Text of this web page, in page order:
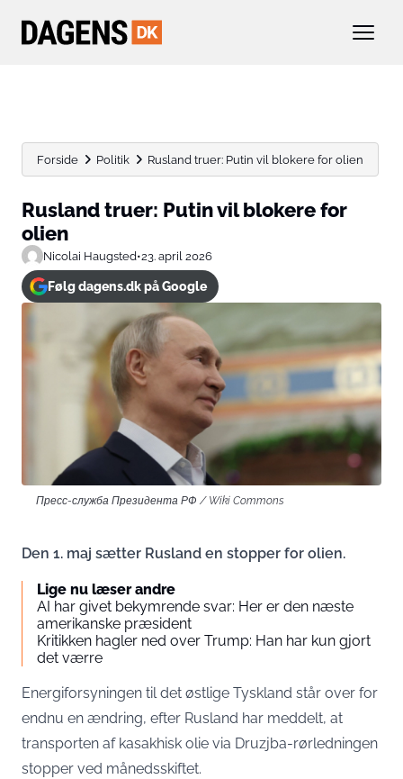
Forside Politik Rusland truer: Putin vil blokere for olien
Rusland truer: Putin vil blokere for
olien
Nicolai Haugsted•23. april 2026
Følg dagens.dk på Google
Пресс-служба Президента РФ / Wiki Commons
Den 1. maj sætter Rusland en stopper for olien.
Lige nu læser andre
AI har givet bekymrende svar: Her er den næste
amerikanske præsident
Kritikken hagler ned over Trump: Han har kun gjort
det værre
Energiforsyningen til det østlige Tyskland står over for
endnu en ændring, efter Rusland har meddelt, at
transporten af kasakhisk olie via Druzjba-rørledningen
stopper ved månedsskiftet.